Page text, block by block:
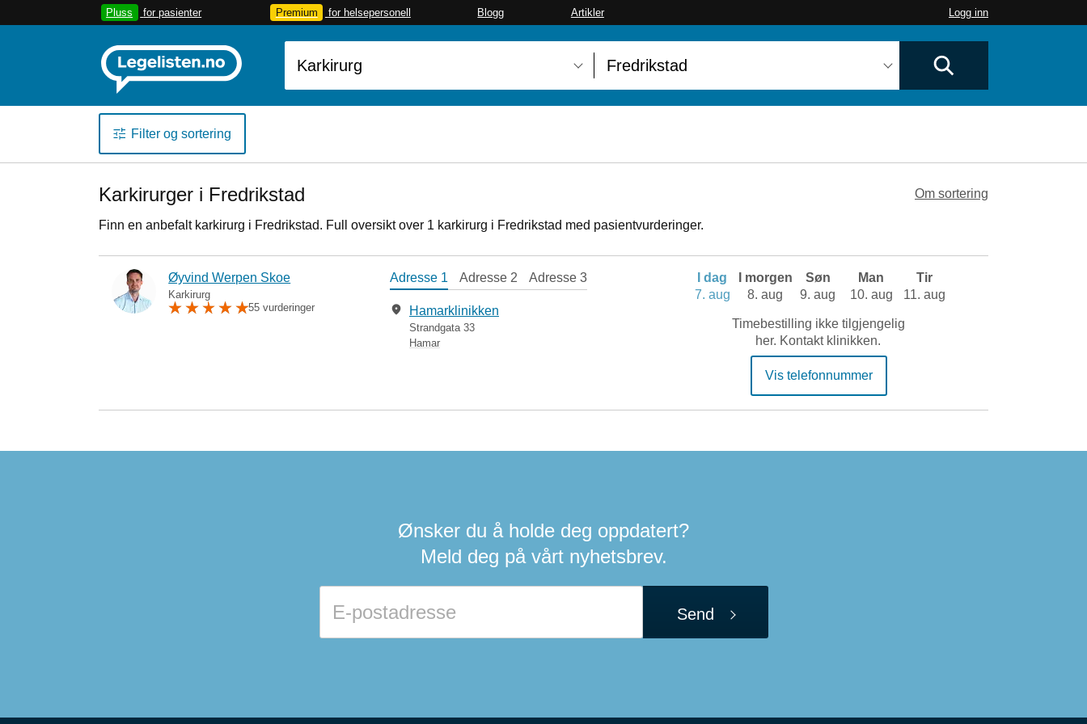
Pluss for pasienter Premium for helsepersonell Blogg Artikler Logg inn
Filter og sortering
Karkirurger i Fredrikstad
Finn en anbefalt karkirurg i Fredrikstad. Full oversikt over 1 karkirurg i Fredrikstad med pasientvurderinger.
Om sortering
Øyvind Werpen Skoe
Karkirurg
55 vurderinger
Adresse 1 Adresse 2 Adresse 3
Hamarklinikken
Strandgata 33
Hamar
I dag
7. aug
I morgen
8. aug
Søn
9. aug
Man
10. aug
Tir
11. aug
Timebestilling ikke tilgjengelig
her. Kontakt klinikken.
Vis telefonnummer
Ønsker du å holde deg oppdatert?
Meld deg på vårt nyhetsbrev.
Send